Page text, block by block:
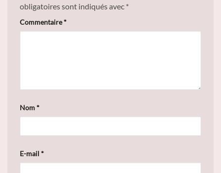
obligatoires sont indiqués avec *
Commentaire*
Nom*
E-mail *